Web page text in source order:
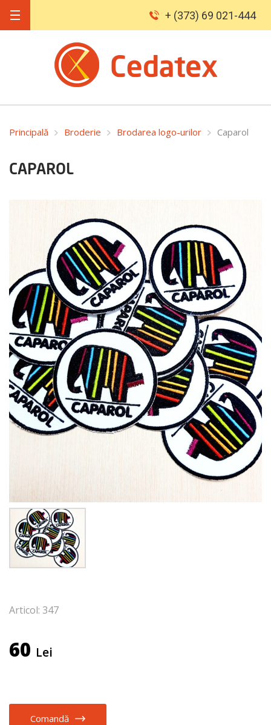
+ (373) 69 021-444
Principală Broderie Brodarea logo-urilor Caparol
CAPAROL
Articol: 347
60 Lei
Comandă